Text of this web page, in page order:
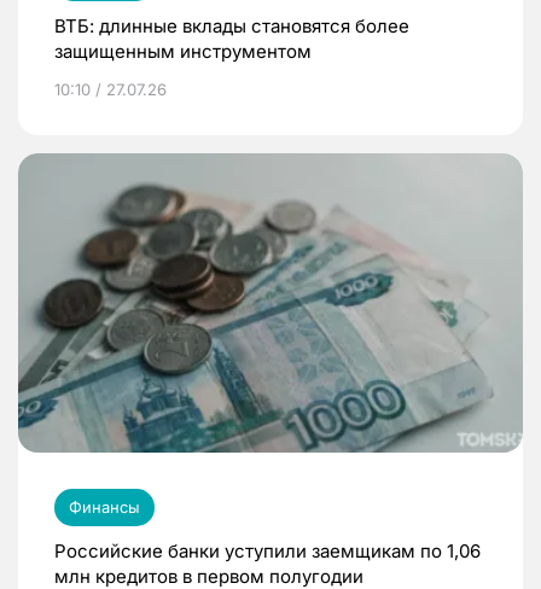
ВТБ: длинные вклады становятся более
защищенным инструментом
10:10 / 27.07.26
Финансы
Российские банки уступили заемщикам по 1,06
млн кредитов в первом полугодии